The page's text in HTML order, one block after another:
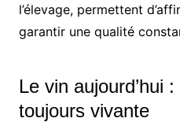
l’élevage, permettent
garantir une qualité
Le vin aujourd’hui
toujours vivante